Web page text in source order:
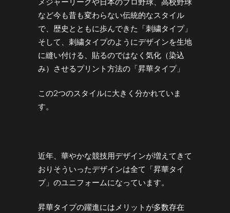
など今も昔も変わらない伝統的なスタイル
で、歴史とともに歩んできた「刺繍タイプ」
そして、刺繍タイプのようにデザインを生地
に縫い付ける、貼るのではなく気化（染込
み）させるプリント方法の「昇華タイプ」
この2つのスタイルに大きく分かれていま
す。
近年、華やかな競技用デザインが増えてきて
おりそういったデザインは全て「昇華タイ
プ」のユニフォームになっています。
昇華タイプの躍進にはメリットが多数存在